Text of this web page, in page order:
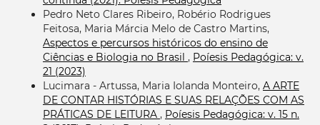
Pedro Neto Clares Ribeiro, Robério Rodrigues
Feitosa, Maria Márcia Melo de Castro Martins,
Aspectos e percursos históricos do ensino de
Ciências e Biologia no Brasil , Poíesis Pedagógica: v.
21 (2023)
Lucimara - Artussa, Maria Iolanda Monteiro, A ARTE
DE CONTAR HISTÓRIAS E SUAS RELAÇÕES COM AS
PRÁTICAS DE LEITURA , Poíesis Pedagógica: v. 15 n.